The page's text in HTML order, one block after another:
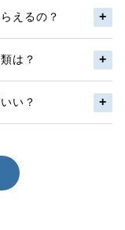
えるの？
は？
い？